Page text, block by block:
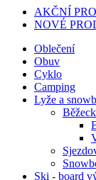
AKČNÍ
NOVÉ
Oblečení
Obuv
Cyklo
Camping
Lyže a
Ski - board